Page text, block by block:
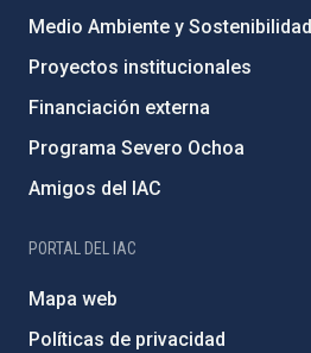
Medio Ambiente y Sostenibilidad
Proyectos institucionales
Financiación externa
Programa Severo Ochoa
Amigos del IAC
PORTAL DEL IAC
Mapa web
Políticas de privacidad